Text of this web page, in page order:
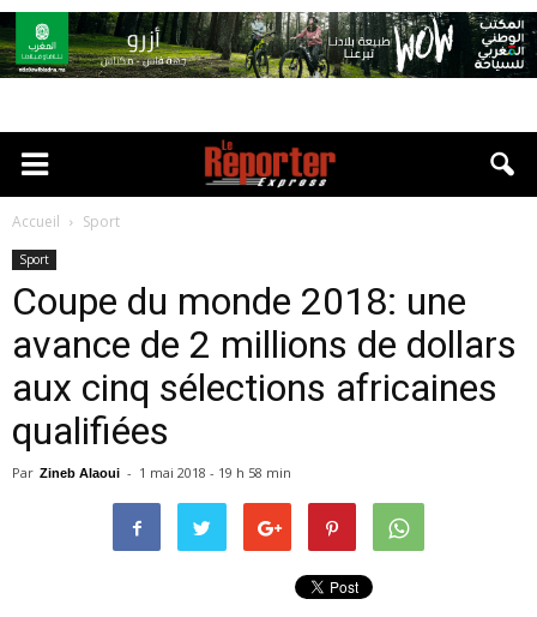
Accueil Sport
Sport
Coupe du monde 2018: une
avance de 2 millions de dollars
aux cinq sélections africaines
qualifiées
Par Zineb Alaoui - 1 mai 2018 - 19 h 58 min